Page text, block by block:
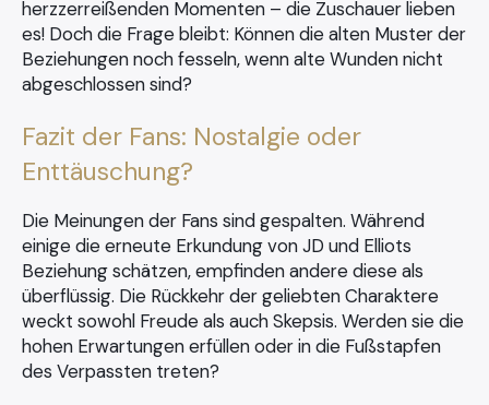
herzzerreißenden Momenten – die Zuschauer lieben
es! Doch die Frage bleibt: Können die alten Muster der
Beziehungen noch fesseln, wenn alte Wunden nicht
abgeschlossen sind?
Fazit der Fans: Nostalgie oder
Enttäuschung?
Die Meinungen der Fans sind gespalten. Während
einige die erneute Erkundung von JD und Elliots
Beziehung schätzen, empfinden andere diese als
überflüssig. Die Rückkehr der geliebten Charaktere
weckt sowohl Freude als auch Skepsis. Werden sie die
hohen Erwartungen erfüllen oder in die Fußstapfen
des Verpassten treten?
×